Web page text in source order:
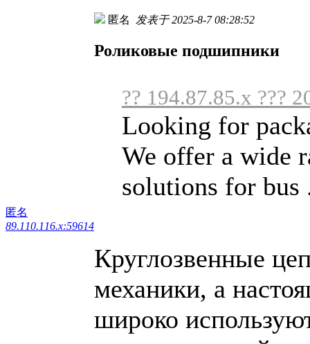
匿名
89.110.116.x:59614
匿名 发表于 2025-8-7 08:28:52
Роликовые подшипники
?? 194.87.85.x ???
Looking for
We offer a wide
solutions for bus
Круглозвенные
механики, а
широко